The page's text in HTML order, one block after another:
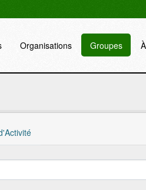
Organisations Groupes